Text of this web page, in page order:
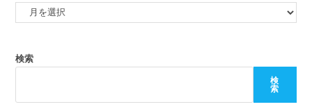
検索
検
索